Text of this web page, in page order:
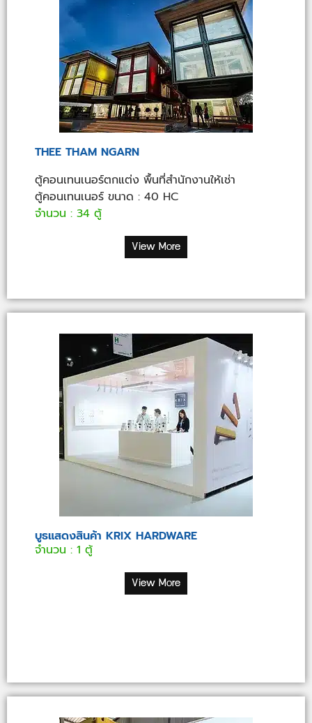
THEE THAM NGARN
ตู้คอนเทนเนอร์ตกแต่ง พื้นที่สำนักงานให้เช่า
ตู้คอนเทนเนอร์ ขนาด : 40 HC
จำนวน : 34 ตู้
View More
บูธแสดงสินค้า KRIX HARDWARE
จำนวน : 1 ตู้
View More